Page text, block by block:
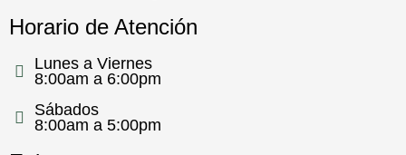
Horario de Atención
Lunes a Viernes
8:00am a 6:00pm
Sábados
8:00am a 5:00pm